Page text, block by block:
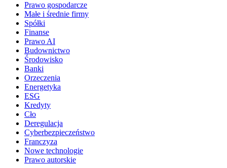
Prawo gospodarcze
Małe i średnie firmy
Spółki
Finanse
Prawo AI
Budownictwo
Środowisko
Banki
Orzeczenia
Energetyka
ESG
Kredyty
Cło
Deregulacja
Cyberbezpieczeństwo
Franczyza
Nowe technologie
Prawo autorskie